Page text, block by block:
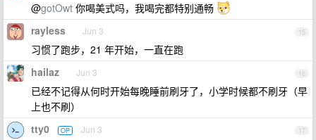
@gotOwt 你喝美式吗，我喝完都特别通畅
15
rayless Jun 3
习惯了跑步，21 年开始，一直在跑
16
hailaz Jun 3
已经不记得从何时开始每晚睡前刷牙了，小学时候都不刷牙（早
上也不刷）
17
tty0 OP Jun 3